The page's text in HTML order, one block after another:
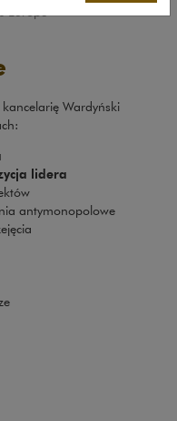
Europe
Wardyński
lidera
antymonopolowe